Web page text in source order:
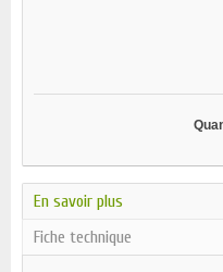
En savoir plus
Fiche technique